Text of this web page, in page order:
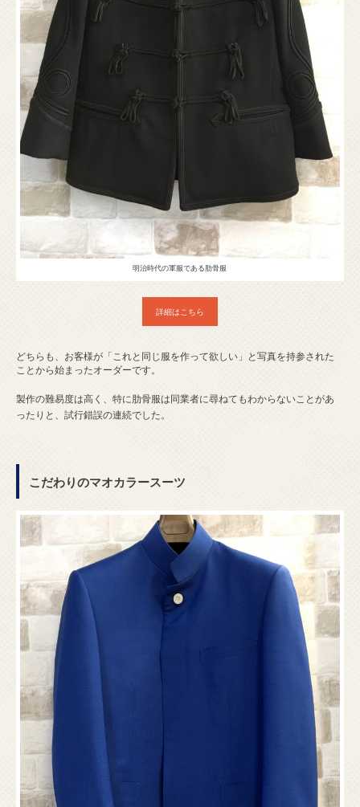
明治時代の軍服である肋骨服
詳細はこちら
どちらも、お客様が「これと同じ服を作って欲しい」と写真を持参された
ことから始まったオーダーです。
製作の難易度は高く、特に肋骨服は同業者に尋ねてもわからないことがあ
ったりと、試行錯誤の連続でした。
こだわりのマオカラースーツ